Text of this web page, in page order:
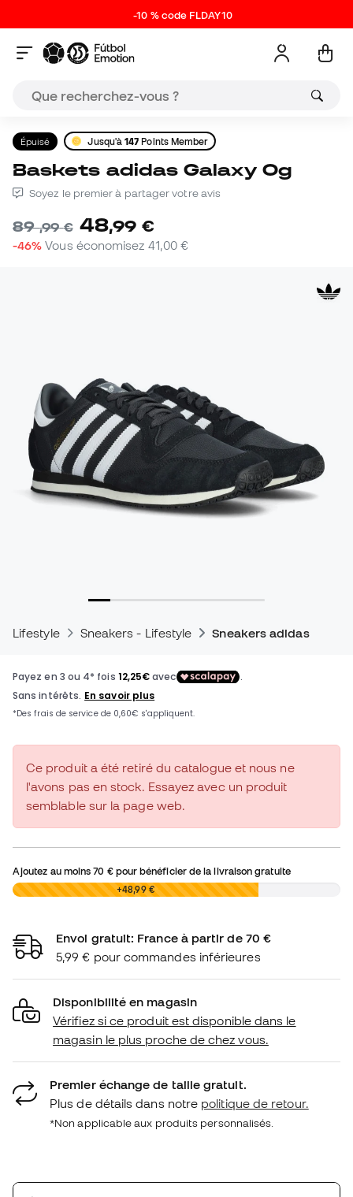
-10 % code FLDAY10
Épuisé Jusqu'à147 Points Member
Baskets adidas Galaxy Og
Soyez le premier à partager votre avis
89,99 € 48,99 €
-46% Vous économisez 41,00 €
Lifestyle Sneakers - Lifestyle Sneakers adidas
Ce produit a été retiré du catalogue et nous ne
l'avons pas en stock. Essayez avec un produit
semblable sur la page web.
Ajoutez au moins70 €pour bénéficier de la livraison gratuite
0,00 € +48,99 €
Envoi gratuit: France à partir de 70 €
5,99 € pour commandes inférieures
Disponibilité en magasin
Vérifiez si ce produit est disponible dans le
magasin le plus proche de chez vous.
Premier échange de taille gratuit.
Plus de détails dans notre politique de retour.
*Non applicable aux produits personnalisés.